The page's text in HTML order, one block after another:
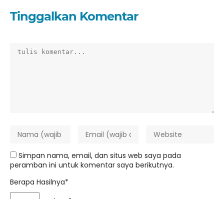
Tinggalkan Komentar
Simpan nama, email, dan situs web saya pada
peramban ini untuk komentar saya berikutnya.
Berapa Hasilnya*